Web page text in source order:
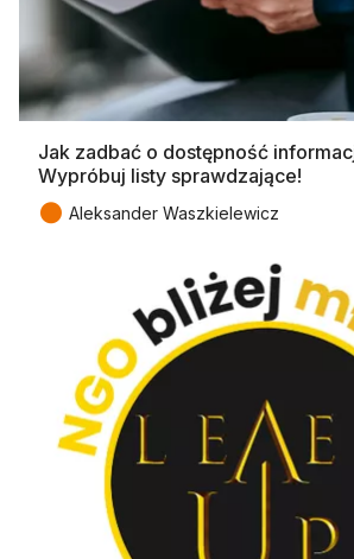
Jak zadbać o dostępność
Wypróbuj listy sprawdzające!
● Aleksander Waszkielewicz